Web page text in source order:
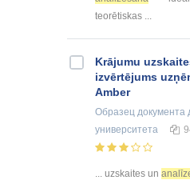
teorētiskas ...
Krājumu
izvērtējums
Amber
Образец документа
университета
... uzskaites un